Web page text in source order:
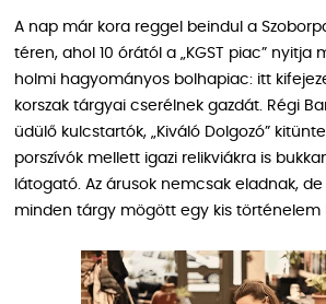
A nap már kora reggel beindul a
téren, ahol 10 órától a „KGST piac” nyitja
holmi hagyományos bolhapiac: itt
korszak tárgyai cserélnek gazdát. Régi
üdülő kulcstartók, „Kiváló Dolgozó”
porszívók mellett igazi relikviákra is
látogató. Az árusok nemcsak eladnak, de
minden tárgy mögött egy kis történelem